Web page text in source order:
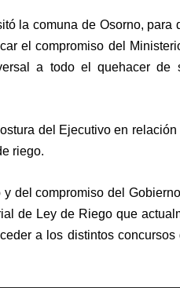
la comuna de Osorno, para
el compromiso del
a todo el quehacer de
del Ejecutivo en
riego.
del compromiso del
de Ley de Riego que
a los distintos